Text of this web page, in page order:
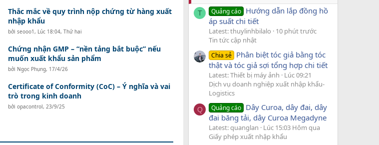
Thắc mắc về quy trình nộp chứng từ hàng xuất
nhập khẩu
bởi seooo1, Lúc 18:04, Thứ hai
Chứng nhận GMP – “nền tảng bắt buộc” nếu
muốn xuất khẩu sản phẩm
bởi Ngọc Phụng, 17/4/26
Certificate of Conformity (CoC) – Ý nghĩa và vai
trò trong kinh doanh
bởi opacontrol, 23/9/25
T Quảng cáo Hướng dẫn lắp đồng hồ
áp suất chi tiết
Latest: thuylinhbilalo
10 phút trước
Tin tức cập nhật
Chia sẻ Phân biệt tóc giả bằng tóc
thật và tóc giả sợi tổng hợp chi tiết
Latest: Thiết bị máy ảnh
Lúc 09:21
Dịch vụ doanh nghiệp xuất nhập khẩu-
Logistics
Q Quảng cáo Dây Curoa, dây đai, dây
đai băng tải, dây Curoa Megadyne
Latest: quanglan
Lúc 15:03 Hôm qua
Giấy phép xuất nhập khẩu